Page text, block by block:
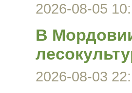
2026-08-05
В
2026-08-03